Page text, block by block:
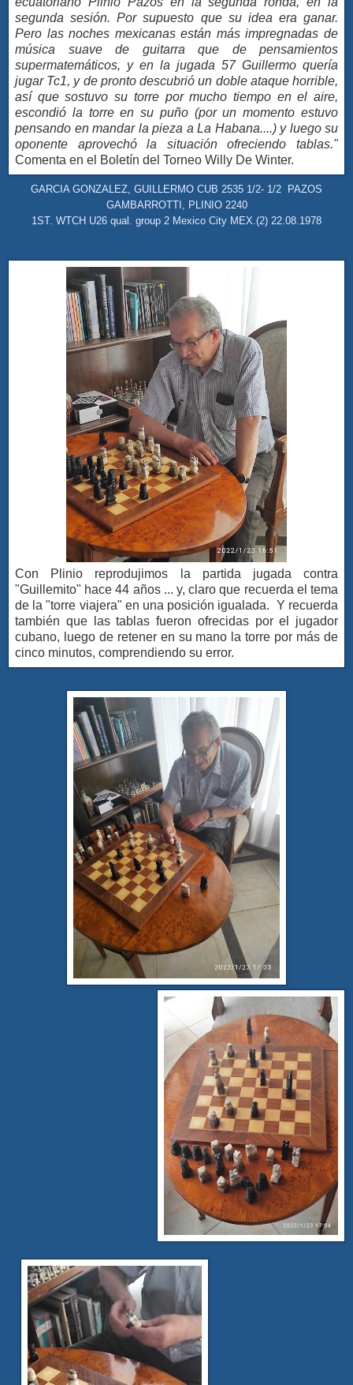
segunda sesión. Por supuesto que su idea era ganar.
Pero las noches mexicanas están más impregnadas de
música suave de guitarra que de pensamientos
supermatemáticos, y en la jugada 57 Guillermo quería
jugar Tc1, y de pronto descubrió un doble ataque horrible,
así que sostuvo su torre por mucho tiempo en el aire,
escondió la torre en su puño (por un momento estuvo
pensando en mandar la pieza a La Habana....) y luego su
oponente aprovechó la situación ofreciendo tablas."
Comenta en el Boletín del Torneo Willy De Winter.
GARCIA GONZALEZ, GUILLERMO CUB 2535 1/2- 1/2 PAZOS
GAMBARROTTI, PLINIO 2240
1ST. WTCH U26 qual. group 2 Mexico City MEX.(2) 22.08.1978
Con Plinio reprodujimos la partida jugada contra
"Guillemito" hace 44 años ... y, claro que recuerda el tema
de la "torre viajera" en una posición igualada. Y recuerda
también que las tablas fueron ofrecidas por el jugador
cubano, luego de retener en su mano la torre por más de
cinco minutos, comprendiendo su error.